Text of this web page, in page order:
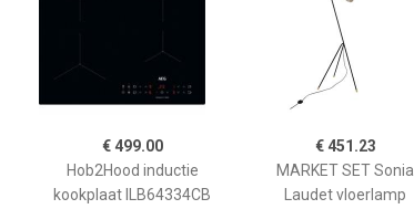
€ 499.00
Hob2Hood inductie
kookplaat ILB64334CB
€ 451.23
MARKET SET Sonia
Laudet vloerlamp